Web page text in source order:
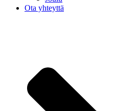
Ota yhteyttä